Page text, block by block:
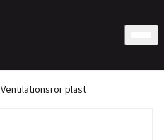
Ventilationsrör plast